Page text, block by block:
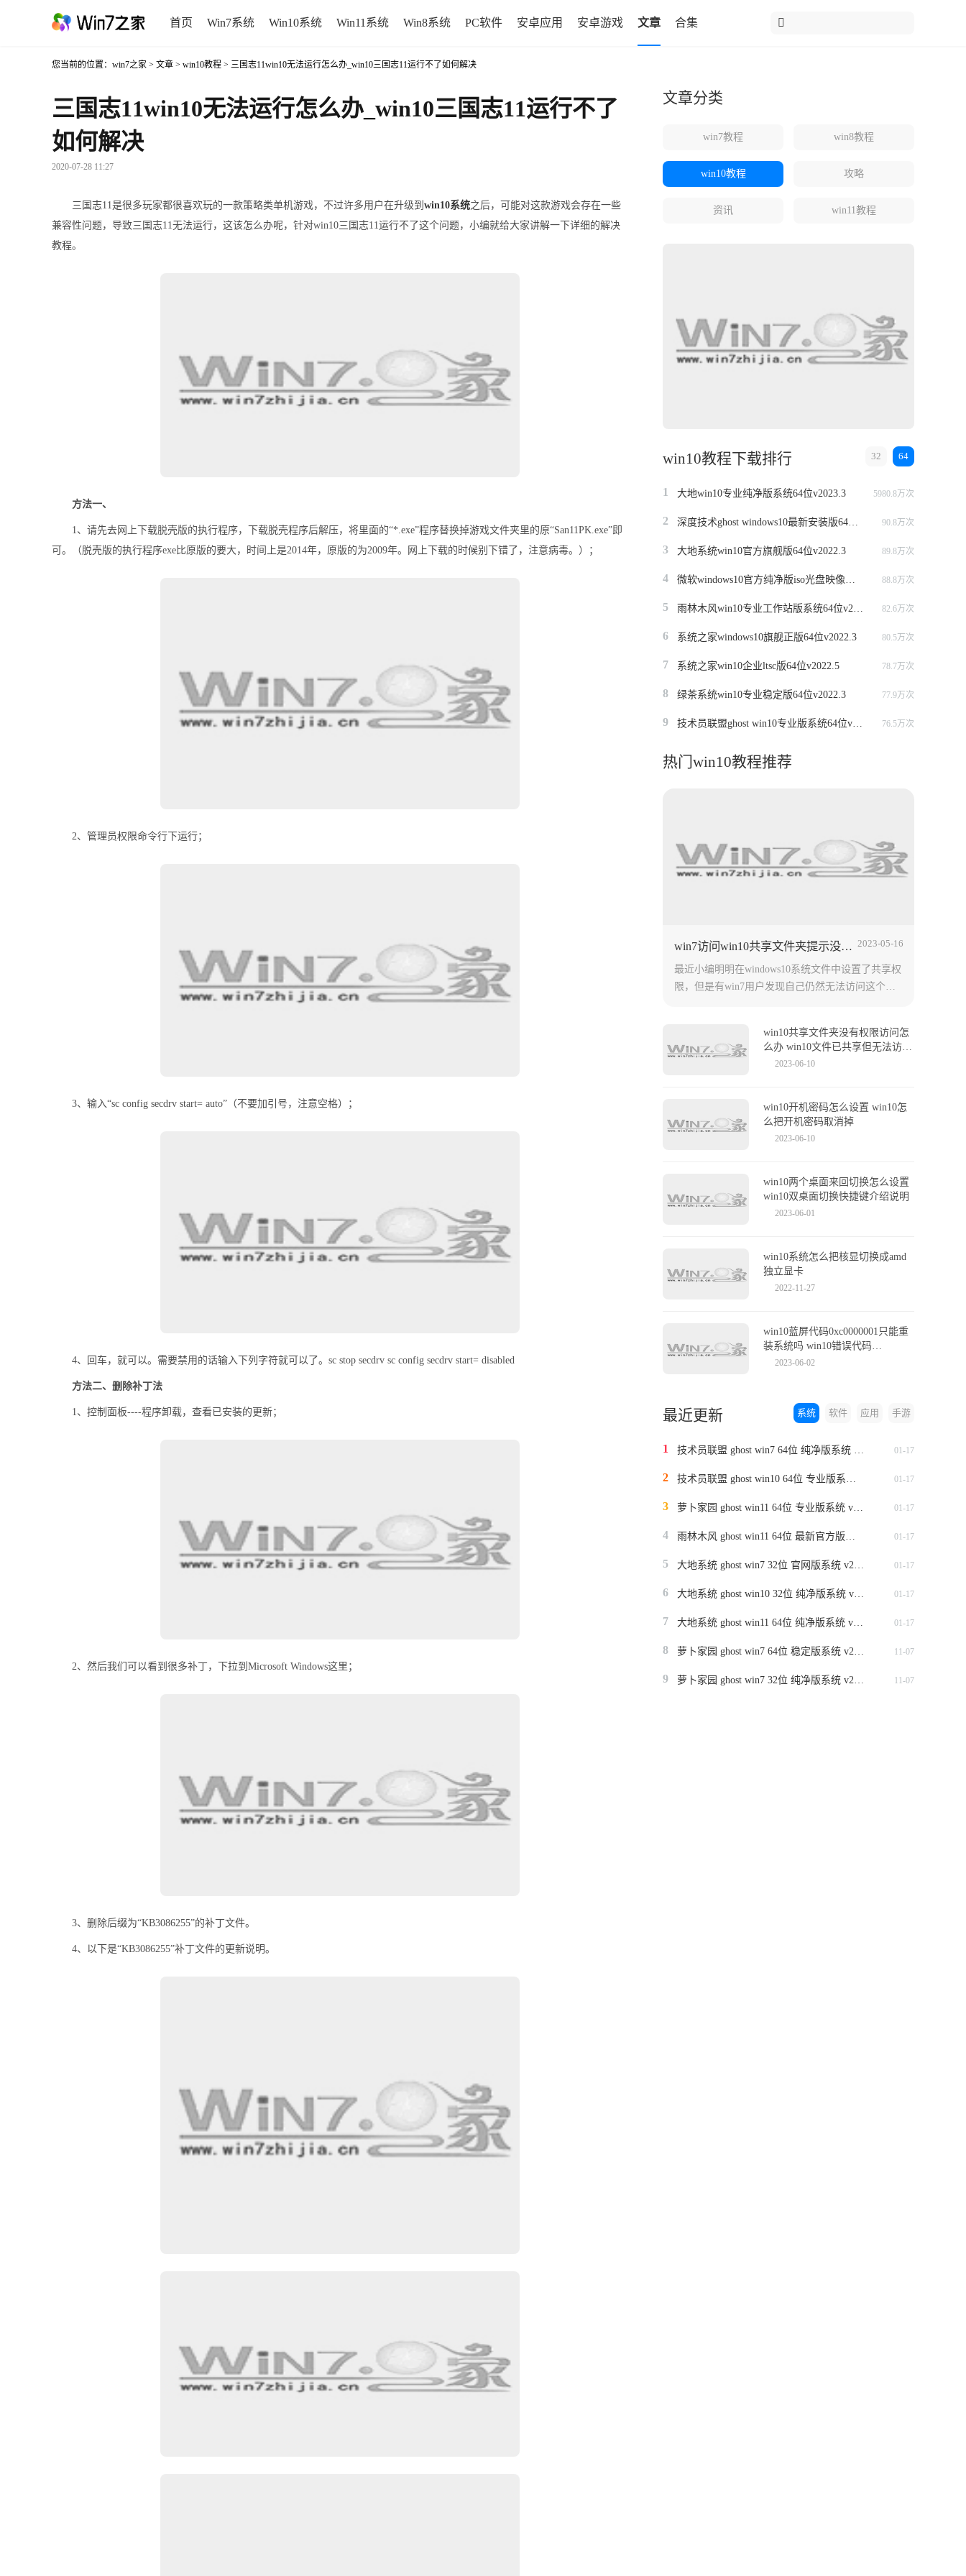
首页 Win7系统 Win10系统 Win11系统 Win8系统 PC软件 安卓应用 安卓游戏 文章 合集
您当前的位置： win7之家 > 文章 > win10教程 > 三国志11win10无法运行怎么办_win10三国志11运行不了如何解决
三国志11win10无法运行怎么办_win10三国志11运行不了
如何解决
2020-07-28 11:27
三国志11是很多玩家都很喜欢玩的一款策略类单机游戏，不过许多用户在升级到 win10系统之后，可能对这款游戏会存在一些
兼容性问题，导致三国志11无法运行，这该怎么办呢，针对win10三国志11运行不了这个问题，小编就给大家讲解一下详细的解决
教程。
方法一、
1、请先去网上下载脱壳版的执行程序，下载脱壳程序后解压，将里面的“*.exe”程序替换掉游戏文件夹里的原“San11PK.exe”即
可。（脱壳版的执行程序exe比原版的要大，时间上是2014年，原版的为2009年。网上下载的时候别下错了，注意病毒。）；
2、管理员权限命令行下运行；
3、输入“sc config secdrv start= auto”（不要加引号，注意空格）；
4、回车，就可以。需要禁用的话输入下列字符就可以了。sc stop secdrv sc config secdrv start= disabled
方法二、删除补丁法
1、控制面板----程序卸载，查看已安装的更新；
2、然后我们可以看到很多补丁，下拉到Microsoft Windows这里；
3、删除后缀为“KB3086255”的补丁文件。
4、以下是“KB3086255”补丁文件的更新说明。
文章分类
win7教程 win8教程
win10教程 攻略
资讯 win11教程
win10教程下载排行 64
32
1 大地win10专业纯净版系统64位v2023.3 5980.8万次
2 90.8万次
3 大地系统win10官方旗舰版64位v2022.3 89.8万次
4 88.8万次
5 82.6万次
6 系统之家windows10旗舰正版64位v2022.3 80.5万次
7 系统之家win10企业ltsc版64位v2022.5 78.7万次
8 绿茶系统win10专业稳定版64位v2022.3 77.9万次
9 76.5万次
热门win10教程推荐
win7访问win10共享文件夹提示没有权限怎么办 win10共享文件设置方法介绍 2023-05-16
最近小编明明在windows10系统文件中设置了共享权
限，但是有win7用户发现自己仍然无法访问这个被
方法，以及无法访问的原因，有需要的用户们赶紧
来看一下吧。
win10共享文件夹没有权限访问怎
么办 win10文件已共享但无法访问
的解决办法
2023-06-10
win10开机密码怎么设置 win10怎
么把开机密码取消掉
2023-06-10
win10两个桌面来回切换怎么设置
win10双桌面切换快捷键介绍说明
2023-06-01
win10系统怎么把核显切换成amd
独立显卡
2022-11-27
win10蓝屏代码0xc0000001只能重
装系统吗 win10错误代码
0xc0000001怎么解决
2023-06-02
最近更新 手游
应用
软件
系统
1 01-17
2 01-17
3 01-17
4 01-17
5 01-17
6 01-17
7 01-17
8 11-07
9 11-07